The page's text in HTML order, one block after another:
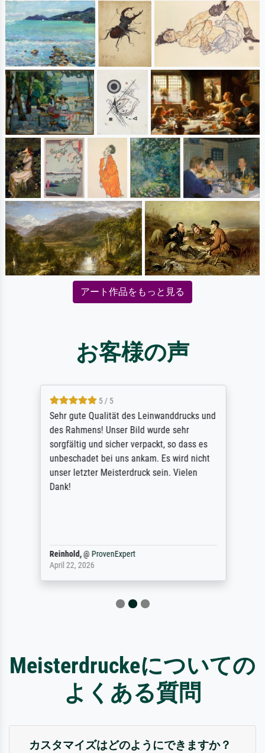
アート作品をもっと見る
お客様の声
5 / 5
Sehr gute Qualität des Leinwanddrucks und
des Rahmens! Unser Bild wurde sehr
sorgfältig und sicher verpackt, so dass es
unbeschadet bei uns ankam. Es wird nicht
unser letzter Meisterdruck sein. Vielen
Dank!
Reinhold,@ ProvenExpert
April 22, 2026
Meisterdruckeについての
よくある質問
カスタマイズはどのようにできますか？